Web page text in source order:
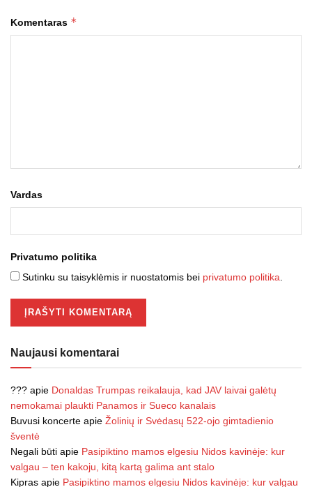
Komentaras *
Vardas
Privatumo politika
Sutinku su taisyklėmis ir nuostatomis bei privatumo politika
Naujausi komentarai
??? apie Donaldas Trumpas reikalauja, kad JAV laivai galėtų
nemokamai plaukti Panamos ir Sueco kanalais
Buvusi koncerte apie Žolinių ir Svėdasų 522-ojo gimtadienio
šventė
Negali būti apie Pasipiktino mamos elgesiu Nidos kavinėje: kur
valgau – ten kakoju, kitą kartą galima ant stalo
Kipras apie Pasipiktino mamos elgesiu Nidos kavinėje: kur valgau